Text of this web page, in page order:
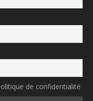
de confidentialité